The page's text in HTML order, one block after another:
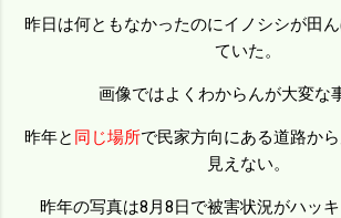
昨日は何ともなかったのにイノシシが田
ていた。
画像ではよくわからんが大変な
昨年と 同じ場所で民家方向にある道路か
見えない。
昨年の写真は8月8日で被害状況がハッキ